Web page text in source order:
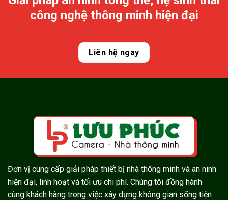
công nghệ thông minh hiện đại
Liên hệ ngay
Đơn vị cung cấp giải pháp thiết bị nhà thông minh và an ninh
hiện đại, linh hoạt và tối ưu chi phí. Chúng tôi đồng hành
cùng khách hàng trong việc xây dựng không gian sống tiện